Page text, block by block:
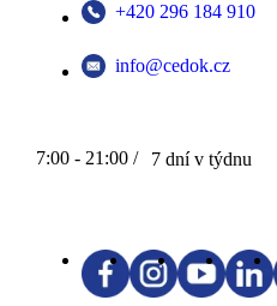
+420 296 184 910
info@cedok.cz
7:00 - 21:00 / 7 dní v týdnu